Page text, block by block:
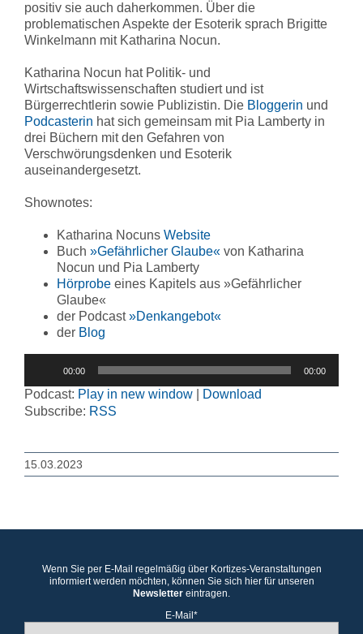
positiv sie auch daherkommen. Über die
problematischen Aspekte der Esoterik sprach Brigitte
Winkelmann mit Katharina Nocun.
Katharina Nocun hat Politik- und
Wirtschaftswissenschaften studiert und ist
Bürgerrechtlerin sowie Publizistin. Die Bloggerin und
Podcasterin hat sich gemeinsam mit Pia Lamberty in
drei Büchern mit den Gefahren von
Verschwörungsdenken und Esoterik
auseinandergesetzt.
Shownotes:
Katharina Nocuns Website
Buch »Gefährlicher Glaube« von Katharina
Nocun und Pia Lamberty
Hörprobe eines Kapitels aus »Gefährlicher
Glaube«
der Podcast»Denkangebot«
der Blog
00:00 00:00
Podcast: Play in new window
Download
Subscribe: RSS
15.03.2023
Wenn Sie per E-Mail regelmäßig über Kortizes-Veranstaltungen
informiert werden möchten, können Sie sich hier für unseren
Newsletter eintragen.
E-Mail*